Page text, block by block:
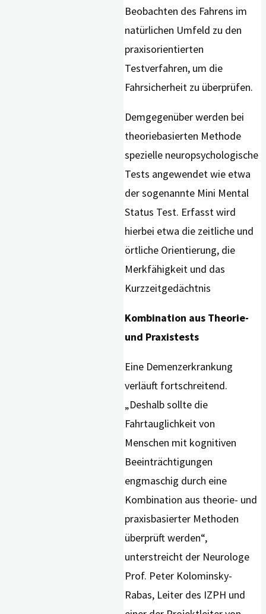
Beobachten des Fahrens im
natürlichen Umfeld zu den
praxisorientierten
Testverfahren, um die
Fahrsicherheit zu überprüfen.
Demgegenüber werden bei
theoriebasierten Methode
spezielle neuropsychologische
Tests angewendet wie etwa
der sogenannte Mini Mental
Status Test. Erfasst wird
hierbei etwa die zeitliche und
örtliche Orientierung, die
Merkfähigkeit und das
Kurzzeitgedächtnis
Kombination aus Theorie-
und Praxistests
Eine Demenzerkrankung
verläuft fortschreitend.
„Deshalb sollte die
Fahrtauglichkeit von
Menschen mit kognitiven
Beeinträchtigungen
engmaschig durch eine
Kombination aus theorie- und
praxisbasierter Methoden
überprüft werden“,
unterstreicht der Neurologe
Prof. Peter Kolominsky-
Rabas, Leiter des IZPH und